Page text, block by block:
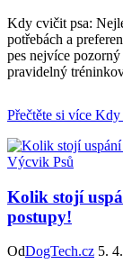
Kdy cvičit psa:
potřebách a
pes nejvíce
pravidelný
Přečtěte si více Kdy
Výcvik Psů
Kolik stojí
postupy!
OdDogTech.cz 5.